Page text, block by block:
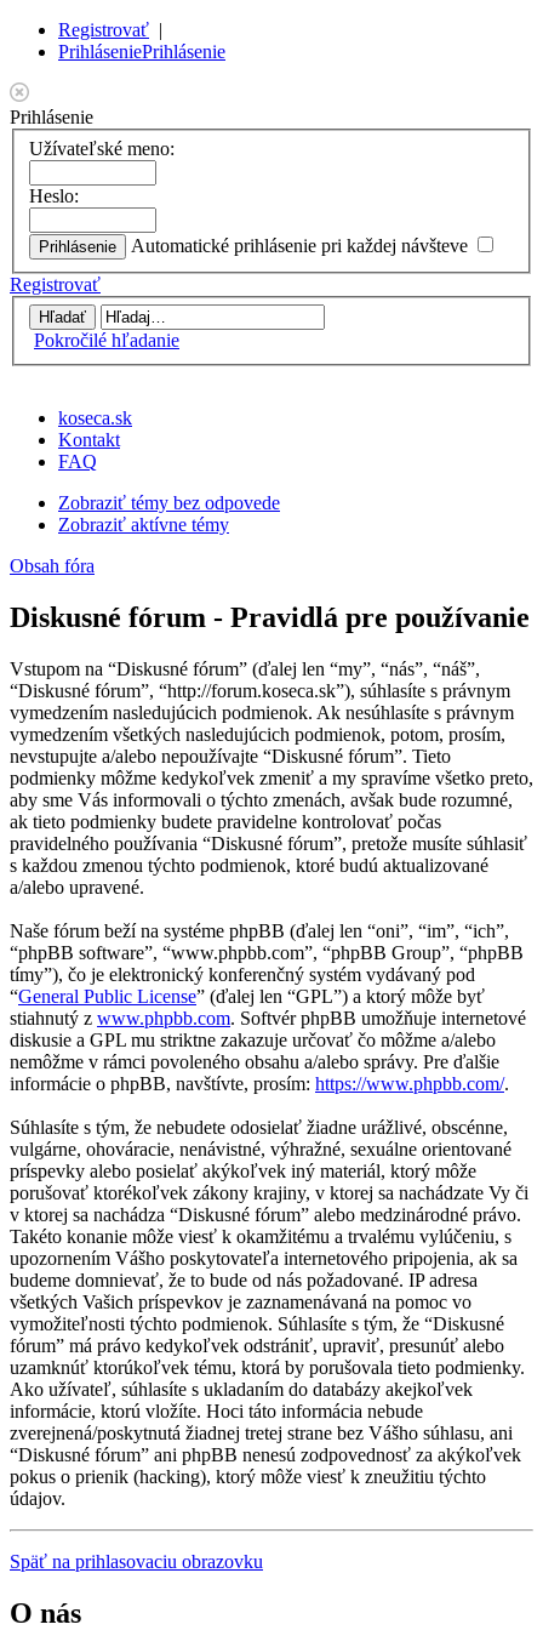
Registrovať |
PrihláseniePrihlásenie
Prihlásenie
Užívateľské meno:
Heslo:
Automatické prihlásenie pri každej návšteve
Registrovať
Pokročilé hľadanie
koseca.sk
Kontakt
FAQ
Zobraziť témy bez odpovede
Zobraziť aktívne témy
Obsah fóra
Diskusné fórum - Pravidlá pre používanie
Vstupom na “Diskusné fórum” (ďalej len “my”, “nás”, “náš”,
“Diskusné fórum”, “http://forum.koseca.sk”), súhlasíte s právnym
vymedzením nasledujúcich podmienok. Ak nesúhlasíte s právnym
vymedzením všetkých nasledujúcich podmienok, potom, prosím,
nevstupujte a/alebo nepoužívajte “Diskusné fórum”. Tieto
podmienky môžme kedykoľvek zmeniť a my spravíme všetko preto,
aby sme Vás informovali o týchto zmenách, avšak bude rozumné,
ak tieto podmienky budete pravidelne kontrolovať počas
pravidelného používania “Diskusné fórum”, pretože musíte súhlasiť
s každou zmenou týchto podmienok, ktoré budú aktualizované
a/alebo upravené.
Naše fórum beží na systéme phpBB (ďalej len “oni”, “im”, “ich”,
“phpBB software”, “www.phpbb.com”, “phpBB Group”, “phpBB
tímy”), čo je elektronický konferenčný systém vydávaný pod
“General Public License” (ďalej len “GPL”) a ktorý môže byť
stiahnutý z www.phpbb.com. Softvér phpBB umožňuje internetové
diskusie a GPL mu striktne zakazuje určovať čo môžme a/alebo
nemôžme v rámci povoleného obsahu a/alebo správy. Pre ďalšie
informácie o phpBB, navštívte, prosím: https://www.phpbb.com/.
Súhlasíte s tým, že nebudete odosielať žiadne urážlivé, obscénne,
vulgárne, ohováracie, nenávistné, výhražné, sexuálne orientované
príspevky alebo posielať akýkoľvek iný materiál, ktorý môže
porušovať ktorékoľvek zákony krajiny, v ktorej sa nachádzate Vy či
v ktorej sa nachádza “Diskusné fórum” alebo medzinárodné právo.
Takéto konanie môže viesť k okamžitému a trvalému vylúčeniu, s
upozornením Vášho poskytovateľa internetového pripojenia, ak sa
budeme domnievať, že to bude od nás požadované. IP adresa
všetkých Vašich príspevkov je zaznamenávaná na pomoc vo
vymožiteľnosti týchto podmienok. Súhlasíte s tým, že “Diskusné
fórum” má právo kedykoľvek odstrániť, upraviť, presunúť alebo
uzamknúť ktorúkoľvek tému, ktorá by porušovala tieto podmienky.
Ako užívateľ, súhlasíte s ukladaním do databázy akejkoľvek
informácie, ktorú vložíte. Hoci táto informácia nebude
zverejnená/poskytnutá žiadnej tretej strane bez Vášho súhlasu, ani
“Diskusné fórum” ani phpBB nenesú zodpovednosť za akýkoľvek
pokus o prienik (hacking), ktorý môže viesť k zneužitiu týchto
údajov.
Späť na prihlasovaciu obrazovku
O nás